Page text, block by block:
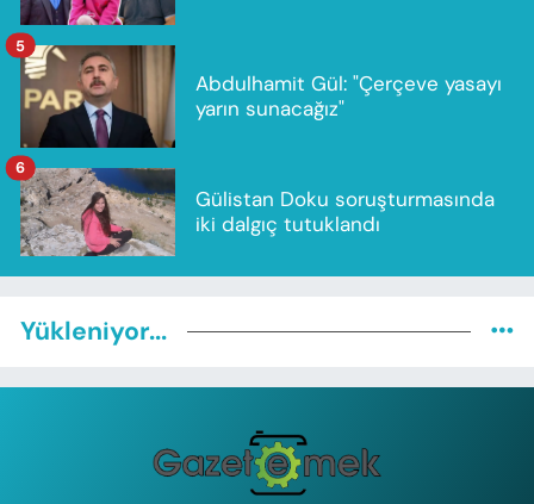
Abdulhamit Gül: "Çerçeve yasayı
yarın sunacağız"
5
Gülistan Doku soruşturmasında
iki dalgıç tutuklandı
6
Yükleniyor...